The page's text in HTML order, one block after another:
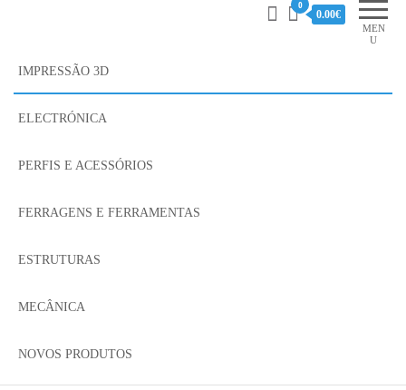
MEN
U
0
0.00€
IMPRESSÃO 3D
ELECTRÓNICA
PERFIS E ACESSÓRIOS
FERRAGENS E FERRAMENTAS
ESTRUTURAS
MECÂNICA
NOVOS PRODUTOS